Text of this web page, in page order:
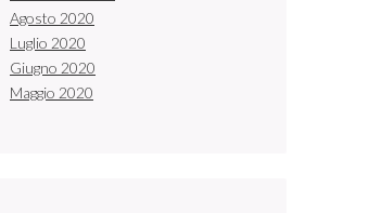
Agosto 2020
Luglio 2020
Giugno 2020
Maggio 2020